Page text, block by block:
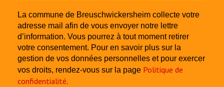
La commune de Breuschwickersheim collecte votre
adresse mail afin de vous envoyer notre lettre
d’information. Vous pourrez à tout moment retirer
votre consentement. Pour en savoir plus sur la
gestion de vos données personnelles et pour exercer
vos droits, rendez-vous sur la page Politique de
confidentialité.